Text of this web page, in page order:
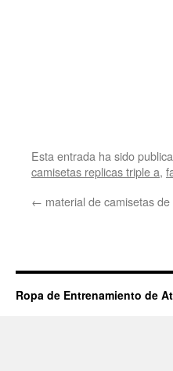
Esta entrada ha sido
camisetas replicas triple a,
← material de camisetas de
Ropa de Entrenamiento de